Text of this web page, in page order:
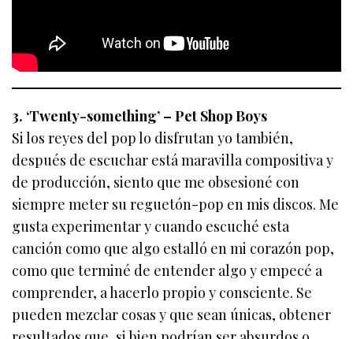
3. ‘Twenty-something’ – Pet Shop Boys
Si los reyes del pop lo disfrutan yo también,
después de escuchar está maravilla compositiva y
de producción, siento que me obsesioné con
siempre meter su reguetón-pop en mis discos. Me
gusta experimentar y cuando escuché esta
canción como que algo estalló en mi corazón pop,
como que terminé de entender algo y empecé a
comprender, a hacerlo propio y consciente. Se
pueden mezclar cosas y que sean únicas, obtener